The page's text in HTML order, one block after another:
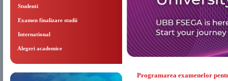
Studenti
Examen finalizare studii
International
Alegeri academice
Programarea examenelor